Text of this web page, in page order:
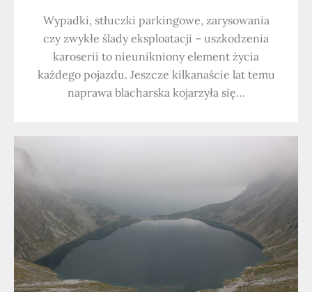
Wypadki, stłuczki parkingowe, zarysowania
czy zwykłe ślady eksploatacji – uszkodzenia
karoserii to nieunikniony element życia
każdego pojazdu. Jeszcze kilkanaście lat temu
naprawa blacharska kojarzyła się…